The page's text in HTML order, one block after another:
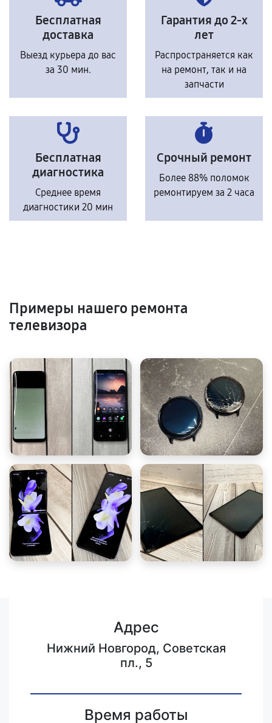
Бесплатная
доставка
Выезд курьера до вас
за 30 мин.
Гарантия до 2-х
лет
Распространяется как
на ремонт, так и на
запчасти
Бесплатная
диагностика
Среднее время
диагностики 20 мин
Срочный ремонт
Более 88% поломок
ремонтируем за 2 часа
Примеры нашего ремонта
телевизора
Адрес
Нижний Новгород, Советская
пл., 5
Время работы